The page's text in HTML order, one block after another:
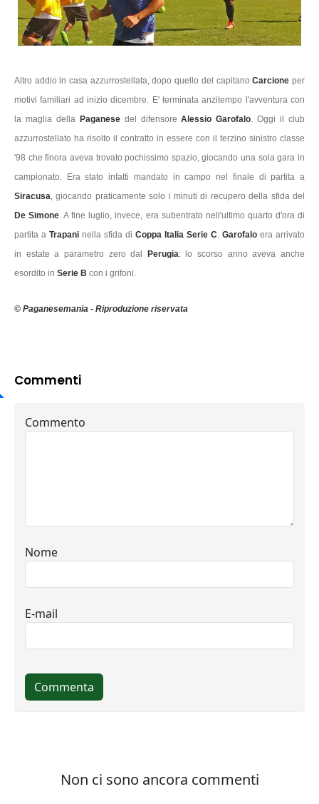
Altro addio in casa azzurrostellata, dopo quello del capitanoCarcioneper
motivi familiari ad inizio dicembre. E' terminata anzitempo l'avventura con
la maglia della Paganese del difensore Alessio Garofalo. Oggi il club
azzurrostellato ha risolto il contratto in essere con il terzino sinistro classe
'98 che finora aveva trovato pochissimo spazio, giocando una sola gara in
campionato. Era stato infatti mandato in campo nel finale di partita a
Siracusa, giocando praticamente solo i minuti di recupero della sfida del
De Simone. A fine luglio, invece, era subentrato nell'ultimo quarto d'ora di
partita a Trapani nella sfida di Coppa Italia Serie C. Garofalo era arrivato
in estate a parametro zero dal
Perugia: lo scorso anno aveva anche
esordito in Serie B con i grifoni.
© Paganesemania - Riproduzione riservata
Commenti